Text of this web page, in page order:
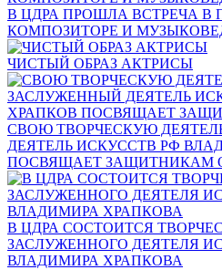
В ЦДРА ПРОШЛА ВСТРЕЧА В
КОМПОЗИТОРЕ И
ЧИСТЫЙ ОБРАЗ АКТРИСЫ
СВОЮ ТВОРЧЕСКУЮ
ДЕЯТЕЛЬ ИСКУССТВ РФ
ПОСВЯЩАЕТ ЗАЩИТНИКАМ
В ЦДРА СОСТОИТСЯ
ЗАСЛУЖЕННОГО ДЕЯТЕЛЯ
ВЛАДИМИРА ХРАПКОВА